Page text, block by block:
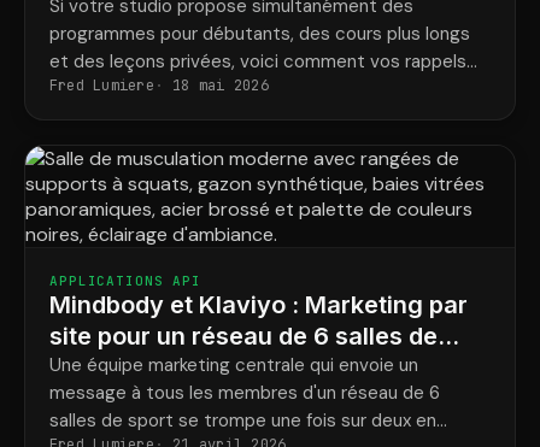
programmes
Si votre studio propose simultanément des
programmes pour débutants, des cours plus longs
et des leçons privées, voici comment vos rappels
correspondent enfin aux réservations réelles de
chaque élève.
Fred Lumiere 18 mai 2026
APPLICATIONS API
Mindbody et Klaviyo : Marketing par
site pour un réseau de 6 salles de
sport
Une équipe marketing centrale qui envoie un
message à tous les membres d'un réseau de 6
salles de sport se trompe une fois sur deux en